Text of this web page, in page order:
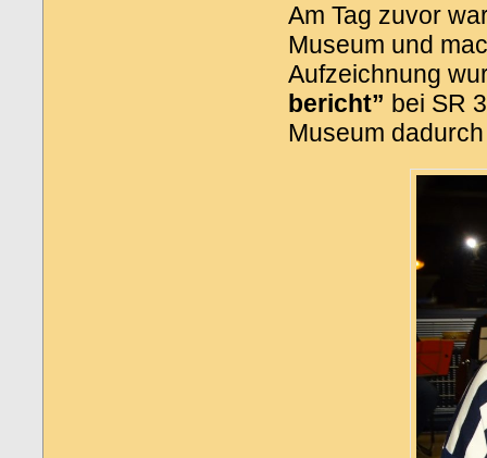
Am Tag zuvor
Museum und
Aufzeichnung
bericht” bei SR
Museum